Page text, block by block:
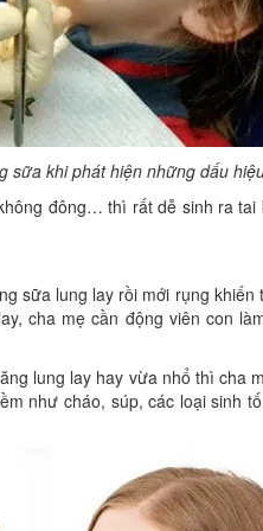
sữa khi phát hiện những dấu
đông… thì rất dễ sinh ra
sữa lung lay rồi mới rụng
cha mẹ cần động viên con
lung lay hay vừa nhổ thì cha
như cháo, súp, các loại sinh